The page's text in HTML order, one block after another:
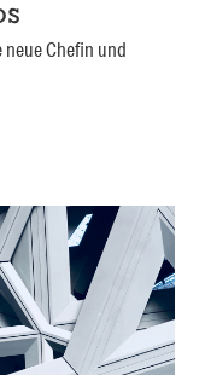
neue Chefin und